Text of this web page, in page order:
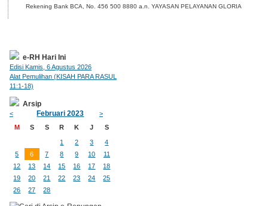
Rekening Bank BCA, No. 456 500 8880 a.n. YAYASAN PELAYANAN GLORIA
e-RH Hari Ini
Edisi Kamis, 6 Agustus 2026
Alat Pemulihan (KISAH PARA RASUL
11:1-18)
Arsip
< Februari 2023
>
M
S S R K J S
1 2 3
4
5
6 7 8 9 10
11
12
13 14 15 16 17
18
19
20 21 22 23 24
25
26
27 28